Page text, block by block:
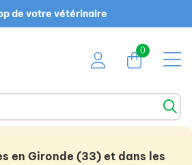
de votre vétérinaire
0
en Gironde (33) et dans les